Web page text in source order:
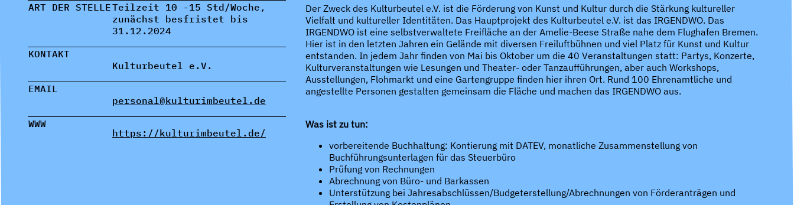
ART DER STELLETeilzeit 10 -15 Std/Woche,
zunächst besfristet bis
31.12.2024
KONTAKT
Kulturbeutel e.V.
EMAIL
personal@kulturimbeutel.de
WWW
https://kulturimbeutel.de/
Der Zweck des Kulturbeutel e.V. ist die Förderung von Kunst und Kultur durch die Stärkung kultureller
Vielfalt und kultureller Identitäten. Das Hauptprojekt des Kulturbeutel e.V. ist das IRGENDWO. Das
IRGENDWO ist eine selbstverwaltete Freifläche an der Amelie-Beese Straße nahe dem Flughafen Bremen.
Hier ist in den letzten Jahren ein Gelände mit diversen Freiluftbühnen und viel Platz für Kunst und Kultur
entstanden. In jedem Jahr finden von Mai bis Oktober um die 40 Veranstaltungen statt: Partys, Konzerte,
Kulturveranstaltungen wie Lesungen und Theater- oder Tanzaufführungen, aber auch Workshops,
Ausstellungen, Flohmarkt und eine Gartengruppe finden hier ihren Ort. Rund 100 Ehrenamtliche und
angestellte Personen gestalten gemeinsam die Fläche und machen das IRGENDWO aus.
Was ist zu tun:
vorbereitende Buchhaltung: Kontierung mit DATEV, monatliche Zusammenstellung von
Buchführungsunterlagen für das Steuerbüro
Prüfung von Rechnungen
Abrechnung von Büro- und Barkassen
Unterstützung bei Jahresabschlüssen/Budgeterstellung/Abrechnungen von Förderanträgen und